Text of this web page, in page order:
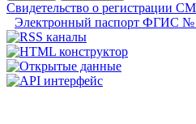
Свидетельство о регистрации
Электронный паспорт ФГИС №